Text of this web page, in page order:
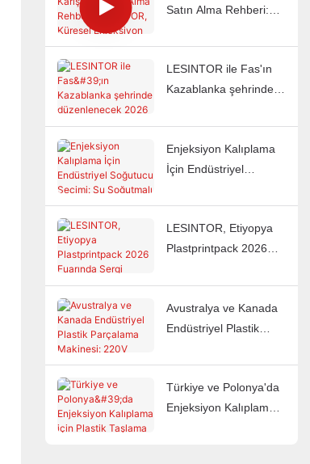
Fabrikalarının
Otomatikleştirmesine
Nasıl Yardımcı Oluyor?
Satın Alma Rehberi:
Enjeksiyon Kalıplama
Fabrikalarının Her
Seferinde Tutarlı Renk
Yardımcı Oluyor?
LESINTOR ile Fas'ın
Kazablanka şehrinde
Uluslararası Plastik
Sanayi Forumu
Fuarı'nda tanışın.
Enjeksiyon Kalıplama
İçin Endüstriyel
Soğutmalı mı, Hava
Soğutmalı mı?
LESINTOR, Etiyopya
Plastprintpack 2026
| Plastik Yardımcı
Ekipman Üreticisi
Avustralya ve Kanada
Endüstriyel Plastik
220V 60Hz Pazarları
İçin İhracata Hazır
Çözümler
Türkiye ve Polonya'da
Enjeksiyon Kalıplama